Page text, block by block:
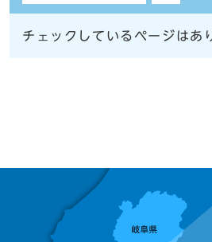
チェックしているページはあ